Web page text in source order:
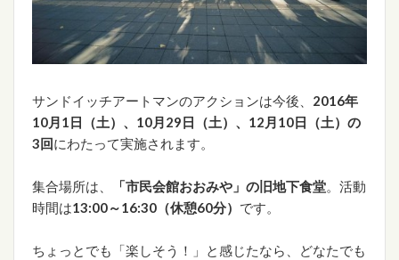
サンドイッチアートマンのアクションは今後、 2016年
10月1日（土）、10月29日（土）、12月10日（土）の
3回にわたって実施されます。
集合場所は、 「市民会館おおみや」の旧地下食堂。活動
時間は13:00～16:30（休憩60分） です。
ちょっとでも「楽しそう！」と感じたなら、どなたでも